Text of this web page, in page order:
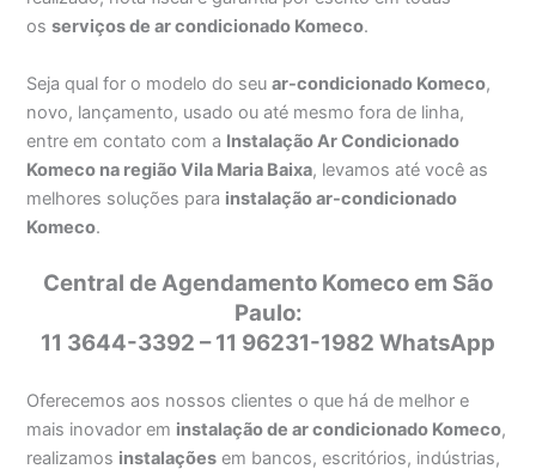
osserviços de ar condicionado Komeco.
Seja qual for o modelo do seuar-condicionado Komeco,
novo, lançamento, usado ou até mesmo fora de linha,
entre em contato com a Instalação Ar Condicionado
Komeco na região Vila Maria Baixa, levamos até você as
melhores soluções para instalação ar-condicionado
Komeco.
Central de Agendamento Komeco em São
Paulo:
11 3644-3392 – 11 96231-1982 WhatsApp
Oferecemos aos nossos clientes o que há de melhor e
mais inovador em instalação de ar condicionado Komeco,
realizamos instalações em bancos, escritórios, indústrias,